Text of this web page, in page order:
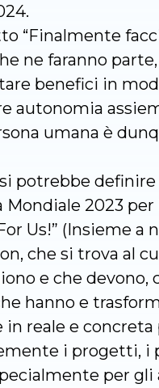
“Finalmente
ne faranno
benefici in
autonomia
umana è
potrebbe
Mondiale 2023
Us!” (Insieme a
che si trova al
e che
hanno e
reale e concreta
i progetti, i
per